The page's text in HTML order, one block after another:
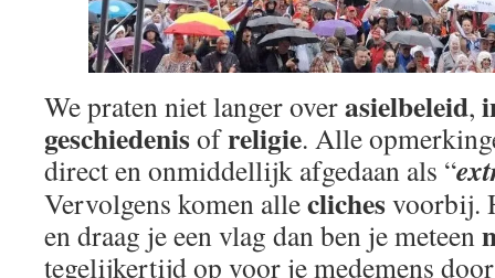
We praten niet langer overasielbeleid,
geschiedenisofreligie. Alle
direct en onmiddellijk afgedaan als “
Vervolgens komen alleclichesvoorbij.
en draag je een vlag dan ben je meteen
tegelijkertijd op voor je medemens